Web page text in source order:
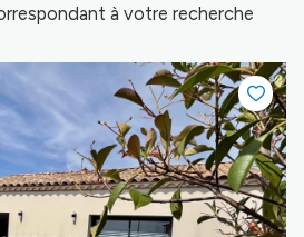
à votre recherche